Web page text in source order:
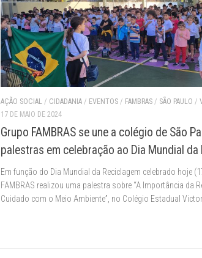
AÇÃO SOCIAL / CIDADANIA / EVENTOS / FAMBRAS / SÃO PAULO /
17 DE MAIO DE 2024
Grupo FAMBRAS se une a colégio de São
palestras em celebração ao Dia Mundial da
Em função do Dia Mundial da Reciclagem celebrado hoje
FAMBRAS realizou uma palestra sobre “A Importância da
Cuidado com o Meio Ambiente”, no Colégio Estadual Victor